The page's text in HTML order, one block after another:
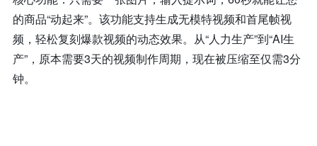
的商品“动起来”。该功能支持生成无模特视频和首尾帧视
频，轻松复刻爆款视频的动态效果。从“人力生产”到“AI生
产”，原本需要3天的视频制作周期，现在被压缩至仅需3分
钟。